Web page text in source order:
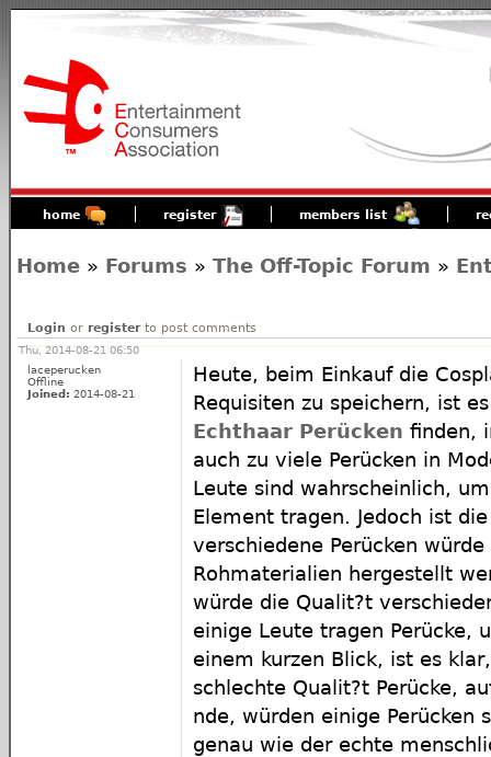
home register members list
Home » Forums » The Off-Topic Forum »
Login or registerto post comments
Thu, 2014-08-21 06:50
laceperucken
Offline
Joined: 2014-08-21
Heute, beim Einkauf die
Requisiten zu speichern, ist
Echthaar Perücken finden,
auch zu viele Perücken in
Leute sind wahrscheinlich,
Element tragen. Jedoch ist
verschiedene Perücken
Rohmaterialien hergestellt
würde die Qualit?t
einige Leute tragen Perücke,
einem kurzen Blick, ist es
schlechte Qualit?t Perücke,
nde, würden einige Perücken
genau wie der echte